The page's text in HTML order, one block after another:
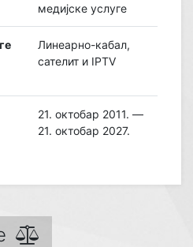
медијске услуге
Линеарно-кабал,
сателит и IPTV
21. октобар 2011. —
21. октобар 2027.